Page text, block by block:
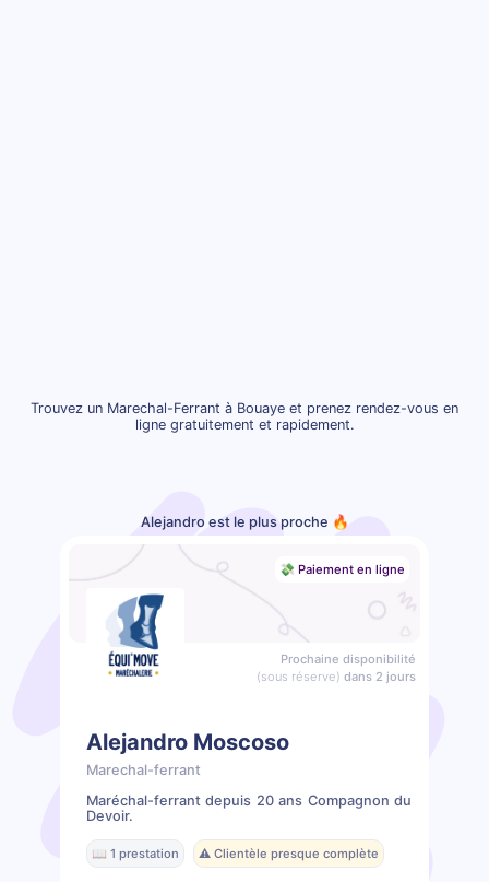
Trouvez un Marechal-Ferrant à Bouaye et prenez rendez-vous en
ligne gratuitement et rapidement.
Alejandro est le plus proche 🔥
💸 Paiement en ligne
Prochaine disponibilité
(sous réserve) dans 2 jours
Alejandro Moscoso
Marechal-ferrant
Maréchal-ferrant depuis 20 ans Compagnon du
Devoir.
📖 1 prestation ⚠️ Clientèle presque complète